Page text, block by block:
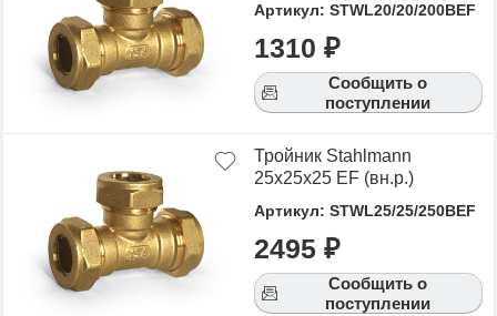
Артикул: STWL20/20/200BEF
1310 ₽
Сообщить о
поступлении
Тройник Stahlmann
25х25х25 EF (вн.р.)
Артикул: STWL25/25/250BEF
2495 ₽
Сообщить о
поступлении